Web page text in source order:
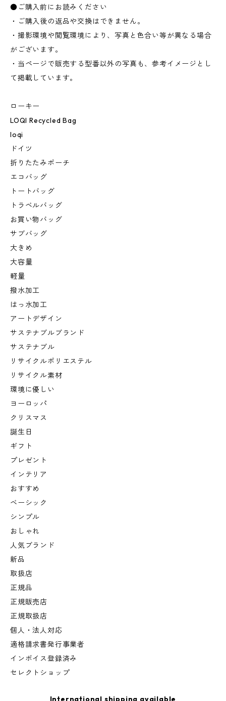
●ご購入前にお読みください
・ご購入後の返品や交換はできません。
・撮影環境や閲覧環境により、写真と色合い等が異なる場合
がございます。
・当ページで販売する型番以外の写真も、参考イメージとし
て掲載しています。
ローキー
LOQI Recycled Bag
loqi
ドイツ
折りたたみポーチ
エコバッグ
トートバッグ
トラベルバッグ
お買い物バッグ
サブバッグ
大きめ
大容量
軽量
撥水加工
はっ水加工
アートデザイン
サステナブルブランド
サステナブル
リサイクルポリエステル
リサイクル素材
環境に優しい
ヨーロッパ
クリスマス
誕生日
ギフト
プレゼント
インテリア
おすすめ
ベーシック
シンプル
おしゃれ
人気ブランド
新品
取扱店
正規品
正規販売店
正規取扱店
個人・法人対応
適格請求書発行事業者
インボイス登録済み
セレクトショップ
International shipping available